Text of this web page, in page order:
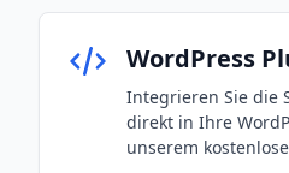
WordPress
Integrieren Sie die
direkt in Ihre
unserem